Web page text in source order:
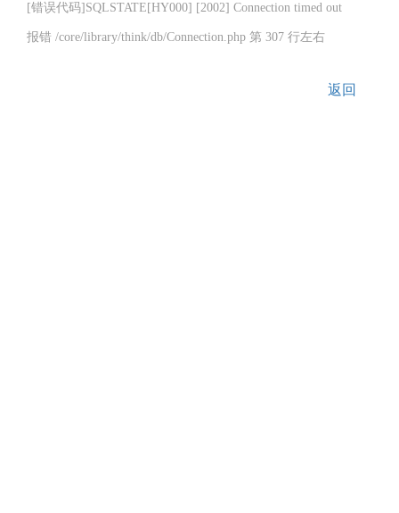
[错误代码]SQLSTATE[HY000] [2002] Connection timed out
报错 /core/library/think/db/Connection.php 第 307 行左右
返回